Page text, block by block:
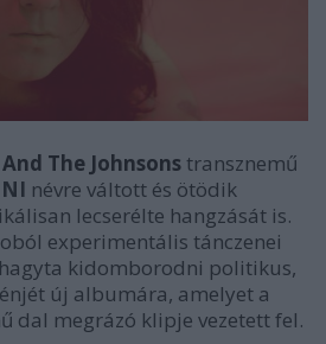
The Johnsons transznemű
névre váltott és ötödik
lecserélte hangzását is.
experimentális tánczenei
kidomborodni politikus,
új albumára, amelyet a
dal megrázó klipje vezetett fel.